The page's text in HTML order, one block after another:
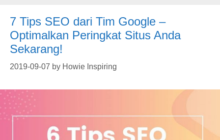
7 Tips SEO dari Tim Google –
Optimalkan Peringkat Situs Anda
Sekarang!
2019-09-07 by Howie Inspiring